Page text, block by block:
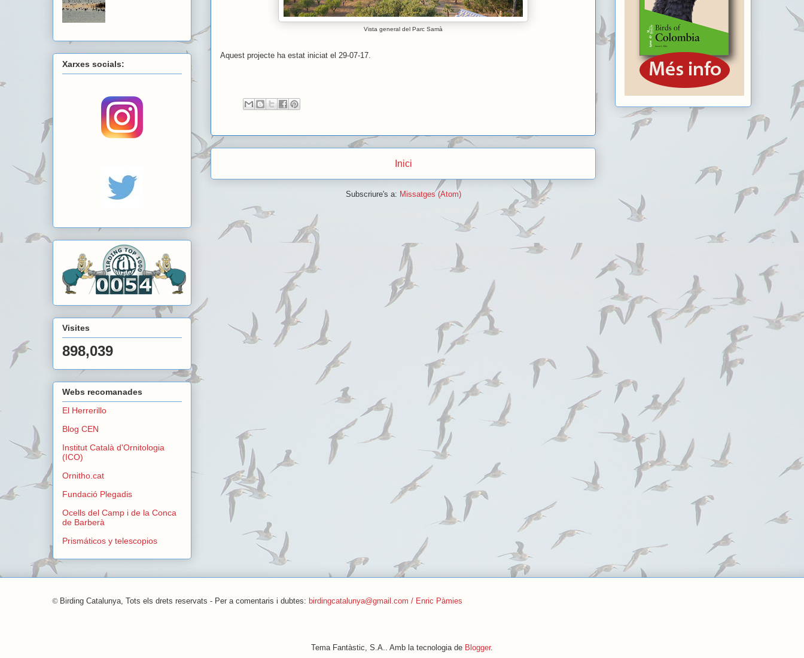
Vista general del Parc Samà
Aquest projecte ha estat iniciat el 29-07-17.
Inici
Subscriure's a: Missatges (Atom)
Xarxes socials:
Visites
898,039
Webs recomanades
El Herrerillo
Blog CEN
Institut Català d'Ornitologia
(ICO)
Ornitho.cat
Fundació Plegadis
Ocells del Camp i de la Conca
de Barberà
Prismáticos y telescopios
© Birding Catalunya, Tots els drets reservats - Per a comentaris i dubtes: birdingcatalunya@gmail.com / Enric Pàmies
Tema Fantàstic, S.A.. Amb la tecnologia de Blogger.